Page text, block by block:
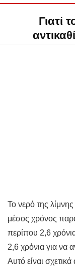
Γιατί
Το νερό της
μέσος χρόνος
περίπου 2,6
2,6 χρόνια για να
Αυτό είναι